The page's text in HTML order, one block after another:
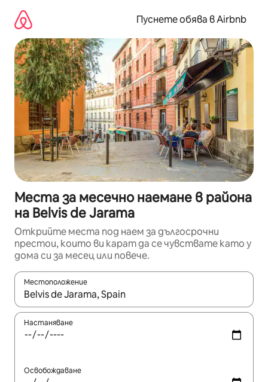
съдържанието
Пуснете обява в Airbnb
Места за месечно наемане в района
на Belvis de Jarama
Открийте места под наем за дългосрочни
престои, които ви карат да се чувствате като у
дома си за месец или повече.
Местоположение
Когато резултатите се покажат, използвайте
Настаняване
Освобождаване